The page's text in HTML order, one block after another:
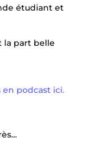
étudiant et
la part belle
en podcast ici.